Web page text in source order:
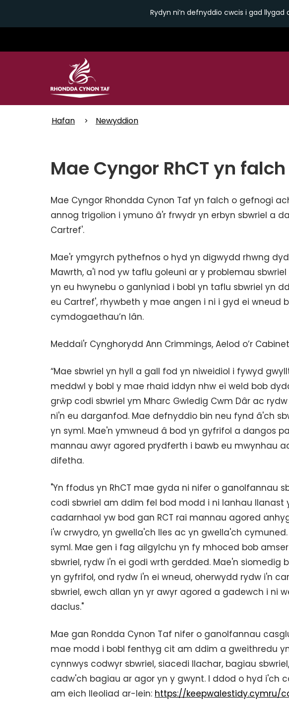
Rydyn ni’n defnyddio cwcis i gad
main
Hafan Newyddion
Mae Cyngor RhCT yn
Mae Cyngor Rhondda Cynon Taf yn falch o gefnogi
annog trigolion i ymuno â'r frwydr yn erbyn sbwriel a
Cartref'.
Mae'r ymgyrch pythefnos o hyd yn digwydd rhwng
Mawrth, a'i nod yw taflu goleuni ar y problemau
yn eu hwynebu o ganlyniad i bobl yn taflu sbwriel yn
eu Cartref', rhywbeth y mae angen i ni i gyd ei wneud
cymdogaethau’n lân.
Meddai'r Cynghorydd Ann Crimmings, Aelod o’r
“Mae sbwriel yn hyll a gall fod yn niweidiol i fywyd
meddwl y bobl y mae rhaid iddyn nhw ei weld bob
grŵp codi sbwriel ym Mharc Gwledig Cwm Dâr ac
ni'n eu darganfod. Mae defnyddio bin neu fynd â'ch
yn syml. Mae'n ymwneud â bod yn gyfrifol a dangos
mannau awyr agored prydferth i bawb eu mwynhau
difetha.
"Yn ffodus yn RhCT mae gyda ni nifer o ganolfannau
codi sbwriel am ddim fel bod modd i ni lanhau llanast
cadarnhaol yw bod gan RCT rai mannau agored
i'w crwydro, yn gwella'ch lles ac yn gwella'ch
syml. Mae gen i fag ailgylchu yn fy mhoced bob
sbwriel, rydw i'n ei godi wrth gerdded. Mae'n siomedig
yn gyfrifol, ond rydw i'n ei wneud, oherwydd rydw i'n
sbwriel, ewch allan yn yr awyr agored a gadewch i ni
daclus."
Mae gan Rondda Cynon Taf nifer o ganolfannau
mae modd i bobl fenthyg cit am ddim a gweithredu
cynnwys codwyr sbwriel, siacedi llachar, bagiau
cadw'ch bagiau ar agor yn y gwynt. I ddod o hyd i'ch
am eich lleoliad ar-lein: https://